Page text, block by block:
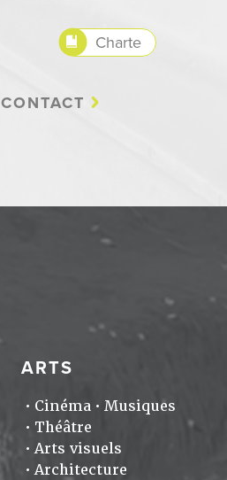
Charte
CONTACT
ARTS
Cinéma
Musiques
Théâtre
Arts visuels
Architecture